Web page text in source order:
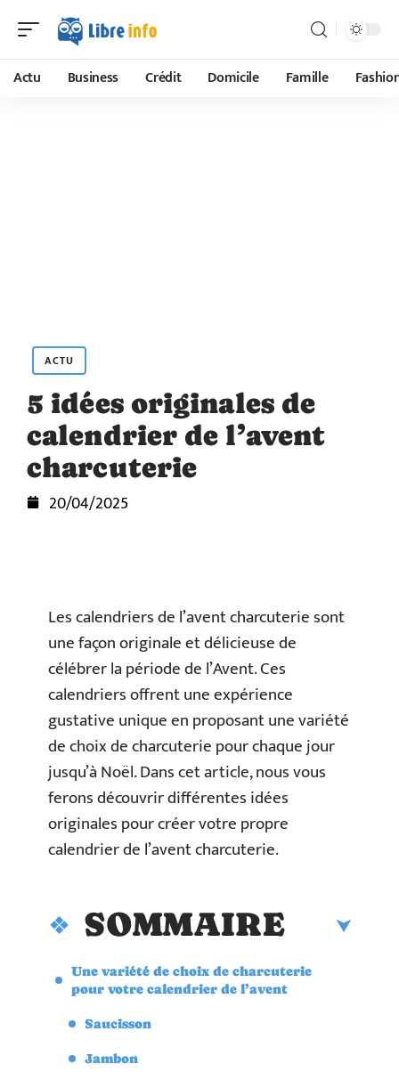
Actu Business Crédit Domicile Famille
ACTU
5 idées originales de
calendrier de l’avent
charcuterie
20/04/2025
Les calendriers de l’avent charcuterie sont
une façon originale et délicieuse de
célébrer la période de l’Avent. Ces
calendriers offrent une expérience
gustative unique en proposant une variété
de choix de charcuterie pour chaque jour
jusqu’à Noël. Dans cet article, nous vous
ferons découvrir différentes idées
originales pour créer votre propre
calendrier de l’avent charcuterie.
SOMMAIRE
Une variété de choix de charcuterie
pour votre calendrier de l’avent
Saucisson
Jambon